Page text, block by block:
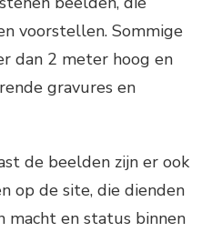
voorstellen. Sommige
dan 2 meter hoog en
gravures en
de beelden zijn er ook
op de site, die dienden
macht en status binnen